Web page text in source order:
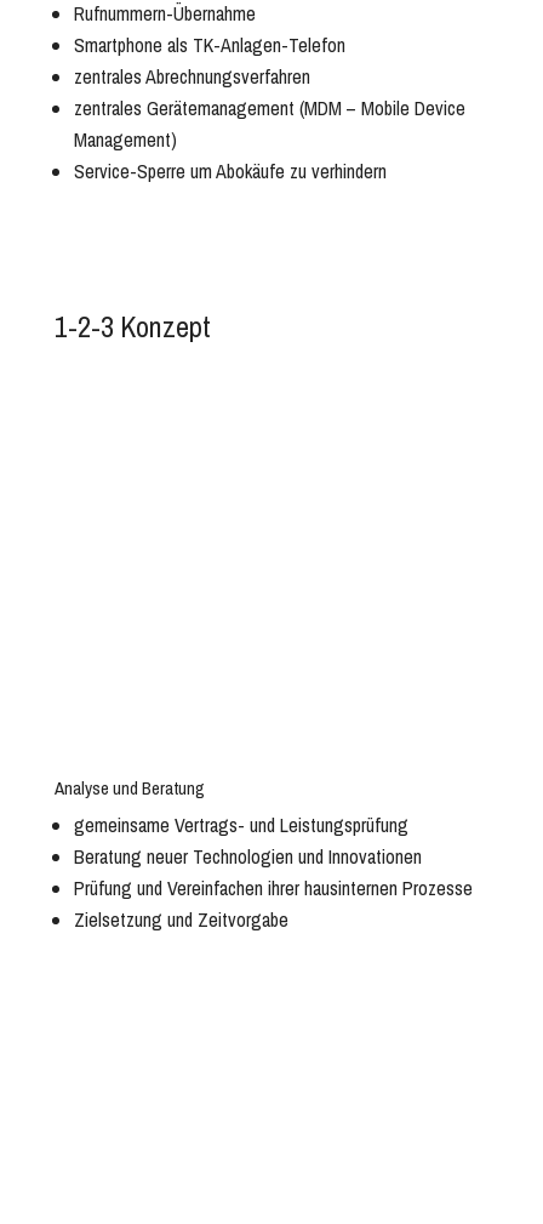
Rufnummern-Übernahme
Smartphone als TK-Anlagen-Telefon
zentrales Abrechnungsverfahren
zentrales Gerätemanagement (MDM – Mobile Device
Management)
Service-Sperre um Abokäufe zu verhindern
1-2-3 Konzept
Analyse und Beratung
gemeinsame Vertrags- und Leistungsprüfung
Beratung neuer Technologien und Innovationen
Prüfung und Vereinfachen ihrer hausinternen Prozesse
Zielsetzung und Zeitvorgabe